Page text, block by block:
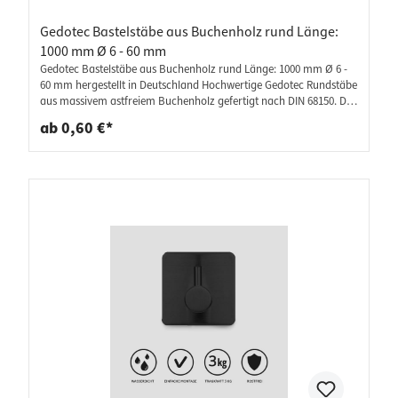
Gedotec Bastelstäbe aus Buchenholz rund Länge:
1000 mm Ø 6 - 60 mm
Gedotec Bastelstäbe aus Buchenholz rund Länge: 1000 mm Ø 6 -
60 mm hergestellt in Deutschland Hochwertige Gedotec Rundstäbe
aus massivem astfreiem Buchenholz gefertigt nach DIN 68150. Die
lang. Unsere Holzstäbe eignen sich perfekt zum Möbel selber
Bauen, zum Basteln, Grillen oder Dekorieren. Besonders stabil und
10 %. Die unbehandelte feingeschliffene Oberfläche kann lackiert,
Sprossenwand oder Klettergerüst. Lieferumfang: 1 Stück -
ab 0,60 €*